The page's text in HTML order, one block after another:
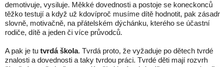
demotivuje, vysiluje. Měkké dovednosti a postoje se koneckonců
těžko testují a když už kdovíproč musíme dítě hodnotit, pak
slovně, motivačně, na přátelském dýchánku, kterého se účastní
rodiče, dítě a jeden či více průvodců.
A pak je tu tvrdá škola. Tvrdá proto, že vyžaduje po dětech tvrdé
znalosti a dovednosti a taky tvrdou práci. Tvrdé děti mají rozvrh